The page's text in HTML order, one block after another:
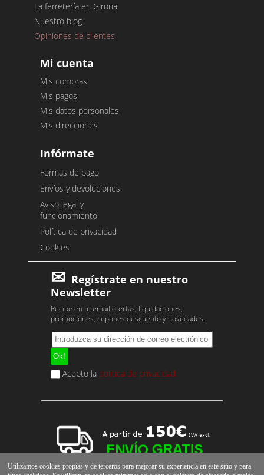
La ferretería en Girona
Nuestro blog
Opiniones de clientes
Mi cuenta
Mis compras
Mis pagos
Mis datos personales
Mis direcciones
Infórmate
Formas de pago
Envíos y devoluciones
Aviso legal y
funcionamiento
Política de privacidad
Cookies
Regístrate en nuestro
Newsletter
Recibe en tu email ofertas, liquidaciones,
promociones, cupones descuento y novedades.
Acepto la política de privacidad
Utilizamos cookies propias y de terceros para mejorar su experiencia en este sitio y para